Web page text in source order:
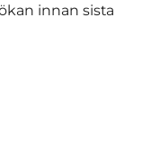
innan sista